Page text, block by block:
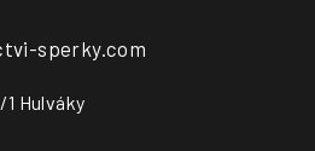
sperky.com
Hulváky